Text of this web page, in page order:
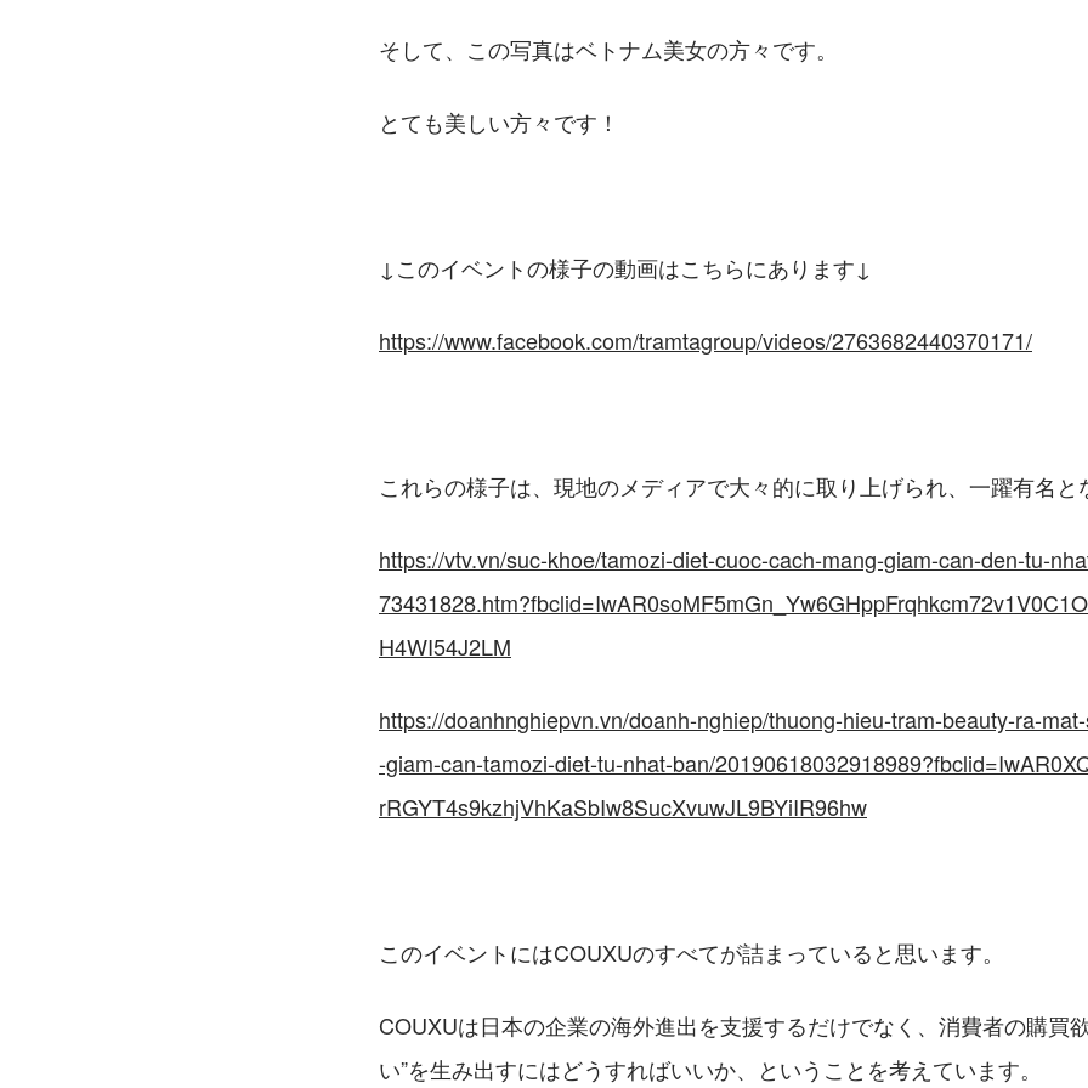
そして、この写真はベトナム美女の方々です。
とても美しい方々です！
↓このイベントの様子の動画はこちらにあります↓
https://www.facebook.com/tramtagroup/videos/2763682440370171/
これらの様子は、現地のメディアで大々的に取り上げられ、一躍有名と
https://vtv.vn/suc-khoe/tamozi-diet-cuoc-cach-mang-giam-can-den-tu-
H4WI54J2LM
https://doanhnghiepvn.vn/doanh-nghiep/thuong-hieu-tram-beauty-ra-
-giam-can-tamozi-diet-tu-nhat-ban/
rRGYT4s9kzhjVhKaSbIw8SucXvuwJL9BYiIR96hw
このイベントにはCOUXUのすべてが詰まっていると思います。
COUXUは日本の企業の海外進出を支援するだけでなく、消費者の購買
い”を生み出すにはどうすればいいか、ということを考えています。